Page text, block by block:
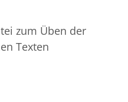
zum Üben der
Texten